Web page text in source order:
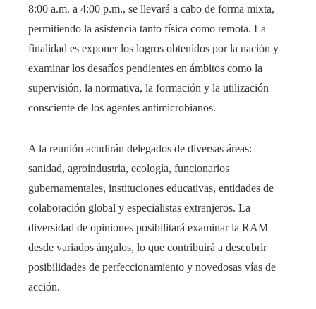
8:00 a.m. a 4:00 p.m., se llevará a cabo de forma mixta,
permitiendo la asistencia tanto física como remota. La
finalidad es exponer los logros obtenidos por la nación y
examinar los desafíos pendientes en ámbitos como la
supervisión, la normativa, la formación y la utilización
consciente de los agentes antimicrobianos.
A la reunión acudirán delegados de diversas áreas:
sanidad, agroindustria, ecología, funcionarios
gubernamentales, instituciones educativas, entidades de
colaboración global y especialistas extranjeros. La
diversidad de opiniones posibilitará examinar la RAM
desde variados ángulos, lo que contribuirá a descubrir
posibilidades de perfeccionamiento y novedosas vías de
acción.